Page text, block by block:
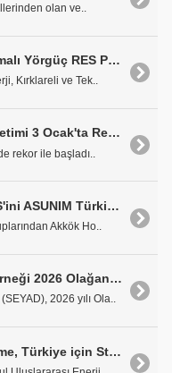
olan ve..
IC Enterra'nın Depolamalı Yörgüç RES Projesi İçin ÇED Süreci Tamamlandı
Kırklareli ve Tek..
Rüzgardan Elektrik Üretimi 3 Ocak'ta Rekor Kırdı
rekor ile başladı..
Akenerji'nin Erzin GES'ini ASUNIM Türkiye Kuracak
Akkök Ho..
Sektörel Yayıncılar Derneği 2026 Olağan Genel Kurulu Gerçekleştirildi
2026 yılı Ola..
Enerjide Verimli Büyüme, Türkiye için Stratejik Bir Fırsat